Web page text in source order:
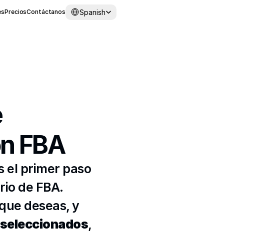
PreciosContáctanos
Select Language
Spanish
FBA
el primer paso
de FBA.
deseas, y
,